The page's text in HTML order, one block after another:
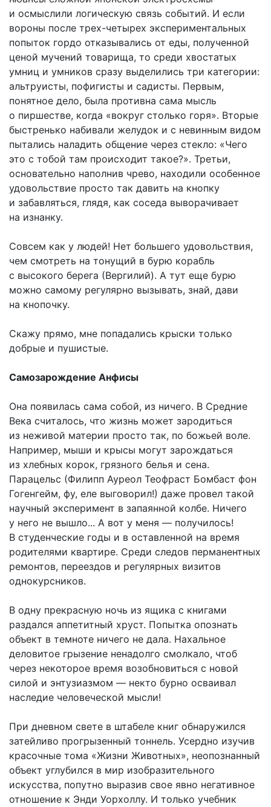
и осмыслили логическую связь событий. И если
вороны после трех-четырех экспериментальных
попыток гордо отказывались от еды, полученной
ценой мучений товарища, то среди хвостатых
умниц и умников сразу выделились три категории:
альтруисты, пофигисты и садисты. Первым,
понятное дело, была противна сама мысль
о пиршестве, когда «вокруг столько горя». Вторые
быстренько набивали желудок и с невинным видом
пытались наладить общение через стекло: «Чего
это с тобой там происходит такое?». Третьи,
основательно наполнив чрево, находили особенное
удовольствие просто так давить на кнопку
и забавляться, глядя, как соседа выворачивает
на изнанку.
Совсем как у людей! Нет большего удовольствия,
чем смотреть на тонущий в бурю корабль
с высокого берега (Вергилий). А тут еще бурю
можно самому регулярно вызывать, знай, дави
на кнопочку.
Скажу прямо, мне попадались крыски только
добрые и пушистые.
Самозарождение Анфисы
Она появилась сама собой, из ничего. В Средние
Века считалось, что жизнь может зародиться
из неживой материи просто так, по божьей воле.
Например, мыши и крысы могут зарождаться
из хлебных корок, грязного белья и сена.
Парацельс (Филипп Ауреол Теофраст Бомбаст фон
Гогенгейм, фу, еле выговорил!) даже провел такой
научный эксперимент в запаянной колбе. Ничего
у него не вышло... А вот у меня — получилось!
В студенческие годы и в оставленной на время
родителями квартире. Среди следов перманентных
ремонтов, переездов и регулярных визитов
однокурсников.
В одну прекрасную ночь из ящика с книгами
раздался аппетитный хруст. Попытка опознать
объект в темноте ничего не дала. Нахальное
деловитое грызение ненадолго смолкало, чтоб
через некоторое время возобновиться с новой
силой и энтузиазмом — некто бурно осваивал
наследие человеческой мысли!
При дневном свете в штабеле книг обнаружился
затейливо прогрызенный тоннель. Усердно изучив
красочные тома «Жизни Животных», неопознанный
объект углубился в мир изобразительного
искусства, попутно выразив свое явно негативное
отношение к Энди Уорхоллу. И только учебник